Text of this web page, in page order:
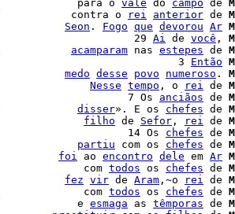
|            para o vale do campo de
|           contra o rei anterior de
Seon . Fogo que devorou Ar
|                     29 Ai de você ,
acamparam nas estepes de
|                            3 Então
medo desse povo numeroso .
Nesse tempo , o rei de
|                    7 Os anciãos de
disser». E os chefes de
filho de Sefor , rei de
|                    14 Os chefes de
partiu com os chefes de
foi ao encontro dele em Ar
|             com todos os chefes de
fez vir de Aram ,~o rei de
|             com todos os chefes de
|            e esmaga as têmporas de